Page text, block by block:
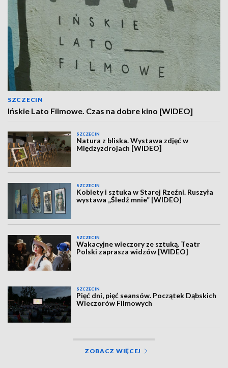
SZCZECIN
Ińskie Lato Filmowe. Czas na dobre kino [WIDEO]
SZCZECIN
Natura z bliska. Wystawa zdjęć w
Międzyzdrojach [WIDEO]
SZCZECIN
Kobiety i sztuka w Starej Rzeźni. Ruszyła
wystawa „Śledź mnie” [WIDEO]
SZCZECIN
Wakacyjne wieczory ze sztuką. Teatr
Polski zaprasza widzów [WIDEO]
SZCZECIN
Pięć dni, pięć seansów. Początek Dąbskich
Wieczorów Filmowych
ZOBACZ WIĘCEJ